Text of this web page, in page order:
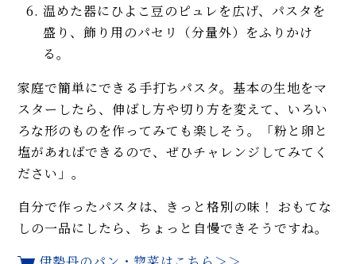
温めた器にひよこ豆のピュレを広げ、パスタを
盛り、飾り用のパセリ（分量外）をふりかけ
る。
家庭で簡単にできる手打ちパスタ。基本の生地をマ
スターしたら、伸ばし方や切り方を変えて、いろい
ろな形のものを作ってみても楽しそう。「粉と卵と
塩があればできるので、ぜひチャレンジしてみてく
ださい」。
自分で作ったパスタは、きっと格別の味！ おもてな
しの一品にしたら、ちょっと自慢できそうですね。